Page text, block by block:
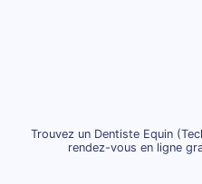
Trouvez un Dentiste Equin
rendez-vous en ligne